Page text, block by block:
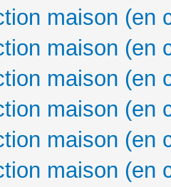
maison (en
maison (en
maison (en
maison (en
maison (en
maison (en